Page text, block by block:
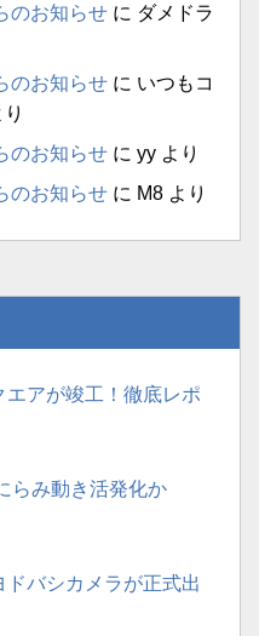
のお知らせ に ダメドラ
のお知らせ に いつもコ
り
のお知らせ に yy より
のお知らせ に M8 より
エアが竣工！徹底レポ
らみ動き活発化か
バシカメラが正式出